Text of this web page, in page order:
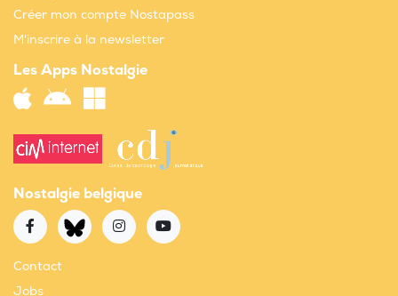
Créer mon compte Nostapass
M'inscrire à la newsletter
Les Apps Nostalgie
Nostalgie belgique
Contact
Jobs